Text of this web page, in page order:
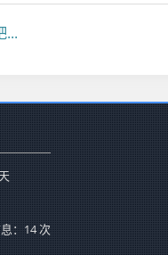
...
：14 次